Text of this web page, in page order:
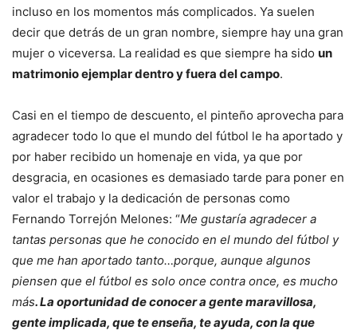
incluso en los momentos más complicados. Ya suelen
decir que detrás de un gran nombre, siempre hay una gran
mujer o viceversa. La realidad es que siempre ha sido un
matrimonio ejemplar dentro y fuera del campo.
Casi en el tiempo de descuento, el pinteño aprovecha para
agradecer todo lo que el mundo del fútbol le ha aportado y
por haber recibido un homenaje en vida, ya que por
desgracia, en ocasiones es demasiado tarde para poner en
valor el trabajo y la dedicación de personas como
Fernando Torrejón Melones: “Me gustaría agradecer a
tantas personas que he conocido en el mundo del fútbol y
que me han aportado tanto…porque, aunque algunos
piensen que el fútbol es solo once contra once, es mucho
más. La oportunidad de conocer a gente maravillosa,
gente implicada, que te enseña, te ayuda, con la que